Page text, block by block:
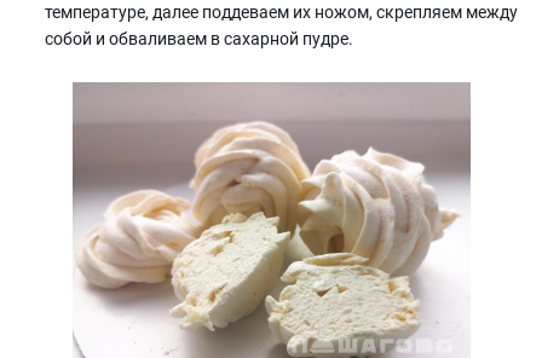
температуре, далее поддеваем их ножом, скрепляем между
собой и обваливаем в сахарной пудре.